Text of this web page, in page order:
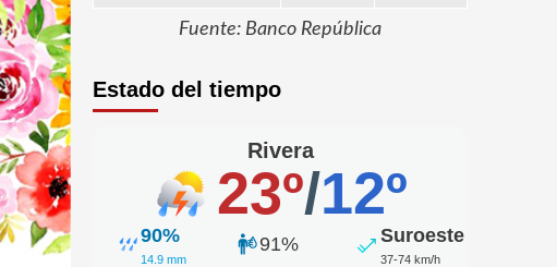
Fuente: Banco República
Estado del tiempo
Rivera
23º/12º
90%
14.9 mm
91% Suroeste
37-74 km/h